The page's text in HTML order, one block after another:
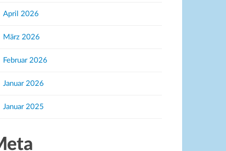
April 2026
März 2026
Februar 2026
Januar 2026
Januar 2025